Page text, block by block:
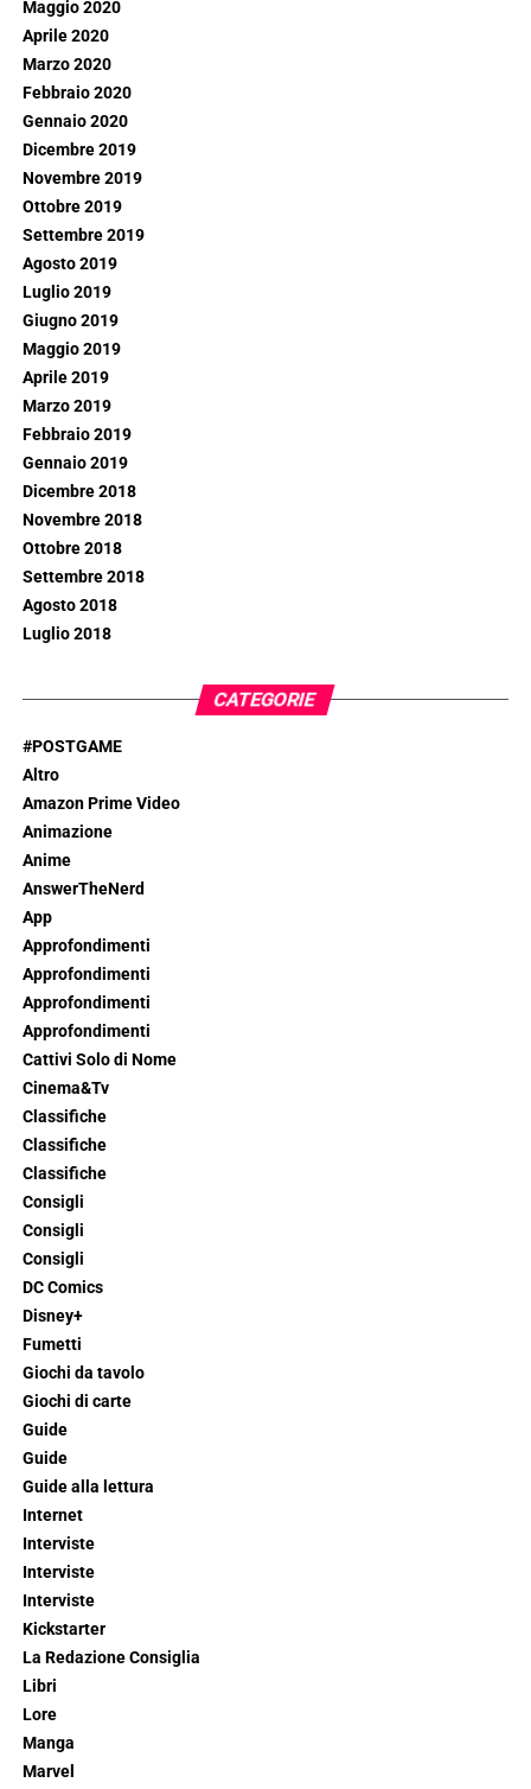
Maggio 2020
Aprile 2020
Marzo 2020
Febbraio 2020
Gennaio 2020
Dicembre 2019
Novembre 2019
Ottobre 2019
Settembre 2019
Agosto 2019
Luglio 2019
Giugno 2019
Maggio 2019
Aprile 2019
Marzo 2019
Febbraio 2019
Gennaio 2019
Dicembre 2018
Novembre 2018
Ottobre 2018
Settembre 2018
Agosto 2018
Luglio 2018
CATEGORIE
#POSTGAME
Altro
Amazon Prime Video
Animazione
Anime
AnswerTheNerd
App
Approfondimenti
Approfondimenti
Approfondimenti
Approfondimenti
Cattivi Solo di Nome
Cinema&Tv
Classifiche
Classifiche
Classifiche
Consigli
Consigli
Consigli
DC Comics
Disney+
Fumetti
Giochi da tavolo
Giochi di carte
Guide
Guide
Guide alla lettura
Internet
Interviste
Interviste
Interviste
Kickstarter
La Redazione Consiglia
Libri
Lore
Manga
Marvel